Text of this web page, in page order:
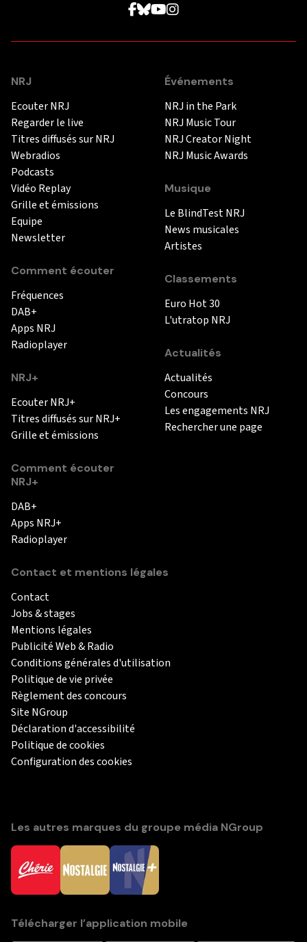
NRJ
Ecouter NRJ
Regarder le live
Titres diffusés sur NRJ
Webradios
Podcasts
Vidéo Replay
Grille et émissions
Equipe
Newsletter
Comment écouter
Fréquences
DAB+
Apps NRJ
Radioplayer
NRJ+
Ecouter NRJ+
Titres diffusés sur NRJ+
Grille et émissions
Comment écouter
NRJ+
DAB+
Apps NRJ+
Radioplayer
Événements
NRJ in the Park
NRJ Music Tour
NRJ Creator Night
NRJ Music Awards
Musique
Le BlindTest NRJ
News musicales
Artistes
Classements
Euro Hot 30
L'utratop NRJ
Actualités
Actualités
Concours
Les engagements NRJ
Rechercher une page
Contact et mentions légales
Contact
Jobs & stages
Mentions légales
Publicité Web & Radio
Conditions générales d'utilisation
Politique de vie privée
Règlement des concours
Site NGroup
Déclaration d'accessibilité
Politique de cookies
Configuration des cookies
Les autres marques du groupe média NGroup
Télécharger l’application mobile